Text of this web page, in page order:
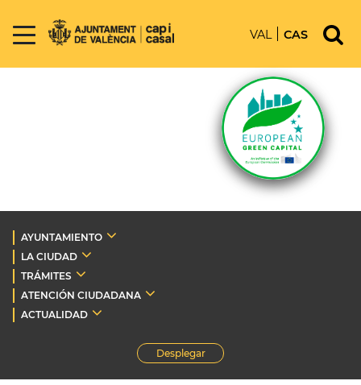
VAL CAS
AYUNTAMIENTO
LA CIUDAD
TRÁMITES
ATENCIÓN CIUDADANA
ACTUALIDAD
Desplegar